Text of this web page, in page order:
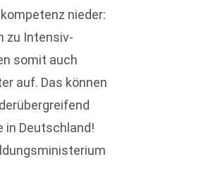
nieder:
zu Intensiv-
somit auch
auf. Das können
in Deutschland!